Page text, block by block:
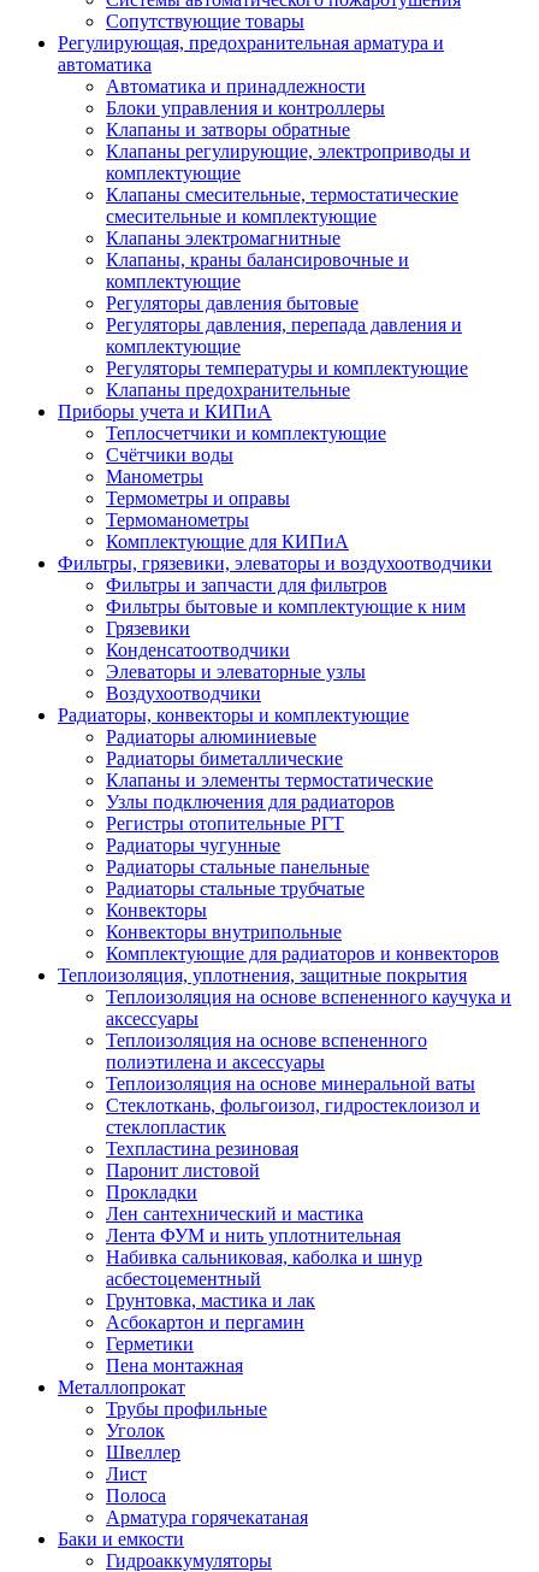
Сопутствующие товары
Регулирующая, предохранительная арматура и
автоматика
Автоматика и принадлежности
Блоки управления и контроллеры
Клапаны и затворы обратные
Клапаны регулирующие, электроприводы и
комплектующие
Клапаны смесительные, термостатические
смесительные и комплектующие
Клапаны электромагнитные
Клапаны, краны балансировочные и
комплектующие
Регуляторы давления бытовые
Регуляторы давления, перепада давления и
комплектующие
Регуляторы температуры и комплектующие
Клапаны предохранительные
Приборы учета и КИПиА
Теплосчетчики и комплектующие
Счётчики воды
Манометры
Термометры и оправы
Термоманометры
Комплектующие для КИПиА
Фильтры, грязевики, элеваторы и воздухоотводчики
Фильтры и запчасти для фильтров
Фильтры бытовые и комплектующие к ним
Грязевики
Конденсатоотводчики
Элеваторы и элеваторные узлы
Воздухоотводчики
Радиаторы, конвекторы и комплектующие
Радиаторы алюминиевые
Радиаторы биметаллические
Клапаны и элементы термостатические
Узлы подключения для радиаторов
Регистры отопительные РГТ
Радиаторы чугунные
Радиаторы стальные панельные
Радиаторы стальные трубчатые
Конвекторы
Конвекторы внутрипольные
Комплектующие для радиаторов и конвекторов
Теплоизоляция, уплотнения, защитные покрытия
Теплоизоляция на основе вспененного каучука и
аксессуары
Теплоизоляция на основе вспененного
полиэтилена и аксессуары
Теплоизоляция на основе минеральной ваты
Стеклоткань, фольгоизол, гидростеклоизол и
стеклопластик
Техпластина резиновая
Паронит листовой
Прокладки
Лен сантехнический и мастика
Лента ФУМ и нить уплотнительная
Набивка сальниковая, каболка и шнур
асбестоцементный
Грунтовка, мастика и лак
Асбокартон и пергамин
Герметики
Пена монтажная
Металлопрокат
Трубы профильные
Уголок
Швеллер
Лист
Полоса
Арматура горячекатаная
Баки и емкости
Гидроаккумуляторы